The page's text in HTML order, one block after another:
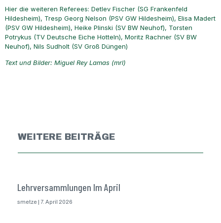
Hier die weiteren Referees: Detlev Fischer (SG Frankenfeld
Hildesheim), Tresp Georg Nelson (PSV GW Hildesheim), Elisa Madert
(PSV GW Hildesheim), Heike Plinski (SV BW Neuhof), Torsten
Potrykus (TV Deutsche Eiche Hotteln), Moritz Rachner (SV BW
Neuhof), Nils Sudholt (SV Groß Düngen)
Text und Bilder: Miguel Rey Lamas (mrl)
WEITERE BEITRÄGE
Lehrversammlungen Im April
smetze 7. April 2026